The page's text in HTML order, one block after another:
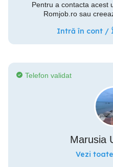
Pentru a contacta acest
Romjob.ro sau
Intră în cont /
Telefon validat
Marusia
Vezi